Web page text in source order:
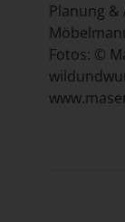
Planung
Fotos: ©